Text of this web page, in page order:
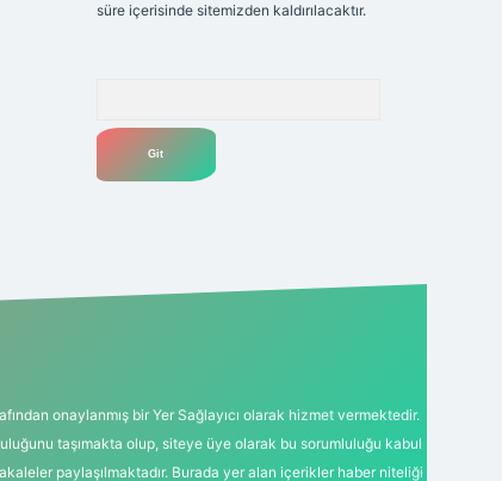
süre içerisinde sitemizden kaldırılacaktır.
onaylanmış bir Yer Sağlayıcı olarak hizmet vermektedir.
taşımakta olup, siteye üye olarak bu sorumluluğu kabul
paylaşılmaktadır. Burada yer alan içerikler haber niteliği